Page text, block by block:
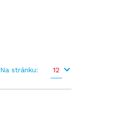
Na stránku: 12